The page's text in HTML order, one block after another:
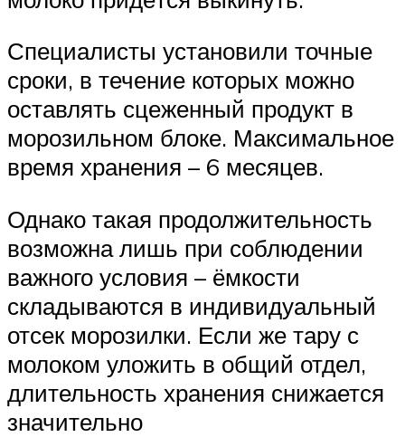
Специалисты установили точные
сроки, в течение которых можно
оставлять сцеженный продукт в
морозильном блоке. Максимальное
время хранения – 6 месяцев.
Однако такая продолжительность
возможна лишь при соблюдении
важного условия – ёмкости
складываются в индивидуальный
отсек морозилки. Если же тару с
молоком уложить в общий отдел,
длительность хранения снижается
значительно